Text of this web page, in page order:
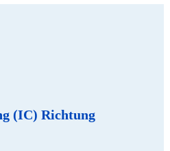
(IC) Richtung